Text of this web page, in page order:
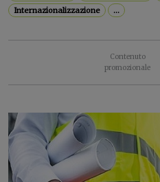
Internazionalizzazione
...